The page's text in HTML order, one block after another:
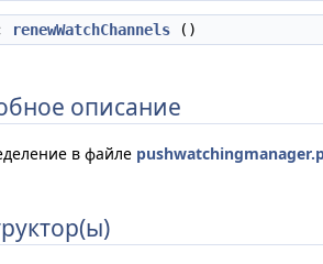
renewWatchChannels ()
описание
в файле